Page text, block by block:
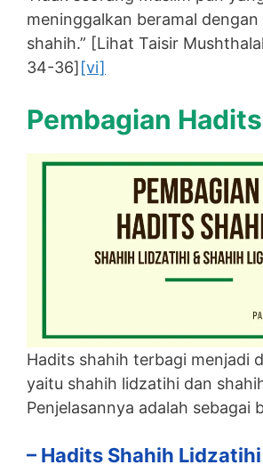
meninggalkan beramal
shahih.” [Lihat Taisir
34-36] [vi]
Pembagian
Hadits shahih terbagi menjadi
yaitu shahih lidzatihi dan
Penjelasannya adalah sebagai
– Hadits Shahih Lidzatihi